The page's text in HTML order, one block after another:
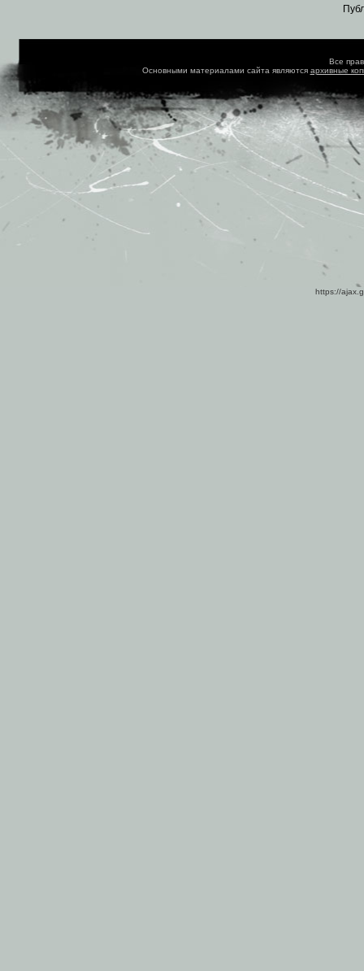
Все
Основными материалами сайта являются архивные
https://